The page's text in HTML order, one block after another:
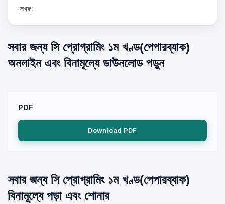
লেখক:
সবার জন্য সি প্রোগ্রামিং ১ম খণ্ড(পেপারব্যাক)
অনলাইন এবং বিনামূল্যে ডাউনলোড পড়ুন
PDF
Download PDF
সবার জন্য সি প্রোগ্রামিং ১ম খণ্ড(পেপারব্যাক)
বিনামূল্যে পড়া এবং শোনার